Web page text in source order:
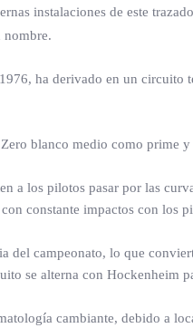
instalaciones de este
nombre.
ha derivado en un
blanco medio como prime
los pilotos pasar por las
constante impactos con los
del campeonato, lo que
se alterna con Hockenheim
cambiante, debido a